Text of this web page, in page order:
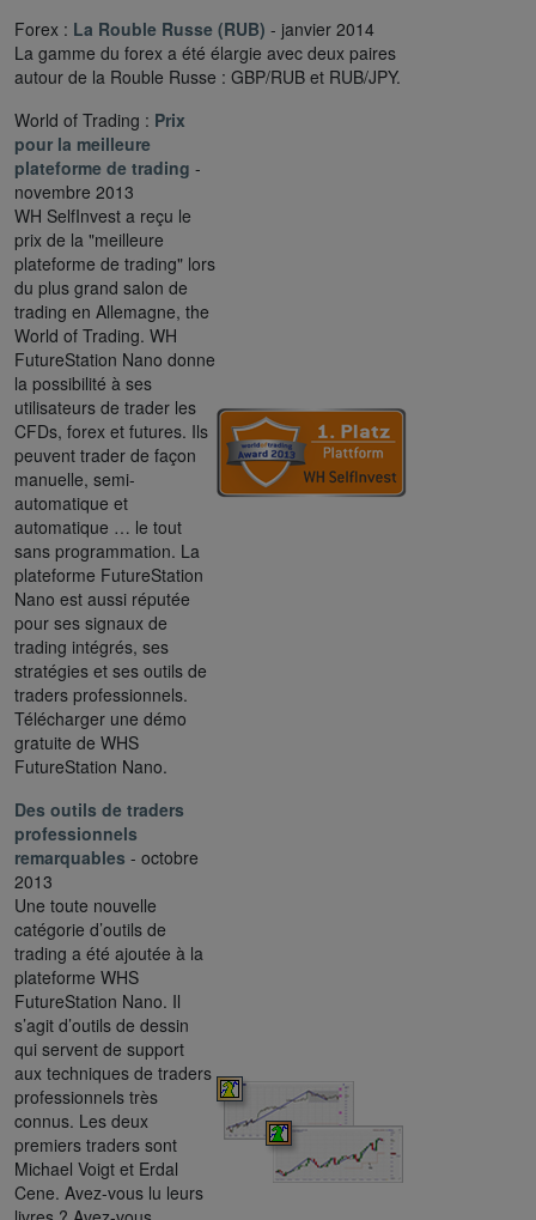
Forex : La Rouble Russe (RUB) - janvier 2014
La gamme du forex a été élargie avec deux paires
autour de la Rouble Russe : GBP/RUB et RUB/JPY.
World of Trading : Prix
pour la meilleure
plateforme de trading -
novembre 2013
WH SelfInvest a reçu le
prix de la "meilleure
plateforme de trading" lors
du plus grand salon de
trading en Allemagne, the
World of Trading. WH
FutureStation Nano donne
la possibilité à ses
utilisateurs de trader les
CFDs, forex et futures. Ils
peuvent trader de façon
manuelle, semi-
automatique et
automatique … le tout
sans programmation. La
plateforme FutureStation
Nano est aussi réputée
pour ses signaux de
trading intégrés, ses
stratégies et ses outils de
traders professionnels.
Télécharger une démo
gratuite de WHS
FutureStation Nano.
Des outils de traders
professionnels
remarquables - octobre
2013
Une toute nouvelle
catégorie d’outils de
trading a été ajoutée à la
plateforme WHS
FutureStation Nano. Il
s’agit d’outils de dessin
qui servent de support
aux techniques de traders
professionnels très
connus. Les deux
premiers traders sont
Michael Voigt et Erdal
Cene. Avez-vous lu leurs